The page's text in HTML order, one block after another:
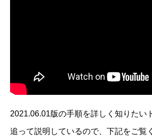
2021.06.01版の手順を詳しく知りたい
追って説明しているので、下記をご覧